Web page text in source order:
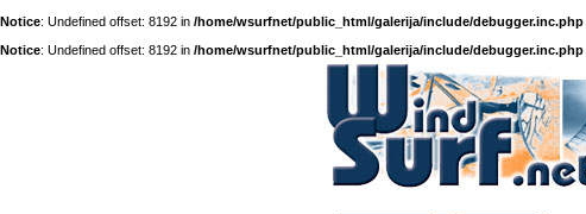
Notice: Undefined offset: 8192 in /home/wsurfnet/public_html/galerija/include/debugger.inc.php
Notice: Undefined offset: 8192 in /home/wsurfnet/public_html/galerija/include/debugger.inc.php